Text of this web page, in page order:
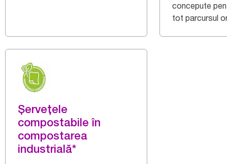
concepute
tot parcursul
Șervețele
compostabile în
compostarea
industrială*